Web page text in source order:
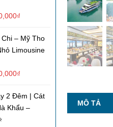
MÔ TẢ
₫
– Mỹ Tho
Limousine
₫
2 Đêm | Cát
Khẩu –